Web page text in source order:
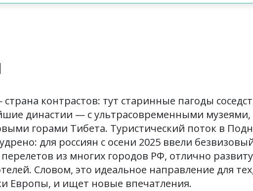
контрастов: тут старинные пагоды
династии — с ультрасовременными музеями,
горами Тибета. Туристический поток в
для россиян с осени 2025 ввели
из многих городов РФ, отлично
Словом, это идеальное направление для
Европы, и ищет новые впечатления.